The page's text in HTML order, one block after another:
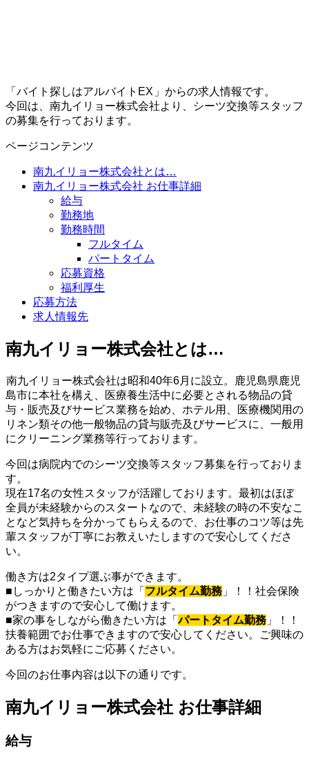
「バイト探しはアルバイトEX 」からの求人情報です。
今回は、南九イリョー株式会社より、シーツ交換等スタッフ
の募集を行っております。
ページコンテンツ
南九イリョー株式会社とは…
南九イリョー株式会社 お仕事詳細
給与
勤務地
勤務時間
フルタイム
パートタイム
応募資格
福利厚生
応募方法
求人情報先
南九イリョー株式会社とは…
南九イリョー株式会社は昭和40年6月に設立。鹿児島県鹿児
島市に本社を構え、医療養生活中に必要とされる物品の貸
与・販売及びサービス業務を始め、ホテル用、医療機関用の
リネン類その他一般物品の貸与販売及びサービスに、一般用
にクリーニング業務等行っております。
今回は病院内でのシーツ交換等スタッフ募集を行っておりま
す。
現在17名の女性スタッフが活躍しております。最初はほぼ
全員が未経験からのスタートなので、未経験の時の不安なこ
となど気持ちを分かってもらえるので、お仕事のコツ等は先
輩スタッフが丁寧にお教えいたしますので安心してくださ
い。
働き方は2タイプ選ぶ事ができます。
■しっかりと働きたい方は「 フルタイム勤務 」！！社会保険
がつきますので安心して働けます。
■家の事をしながら働きたい方は「パートタイム勤務 」！！
扶養範囲でお仕事できますので安心してください。ご興味の
ある方はお気軽にご応募ください。
今回のお仕事内容は以下の通りです。
南九イリョー株式会社 お仕事詳細
給与